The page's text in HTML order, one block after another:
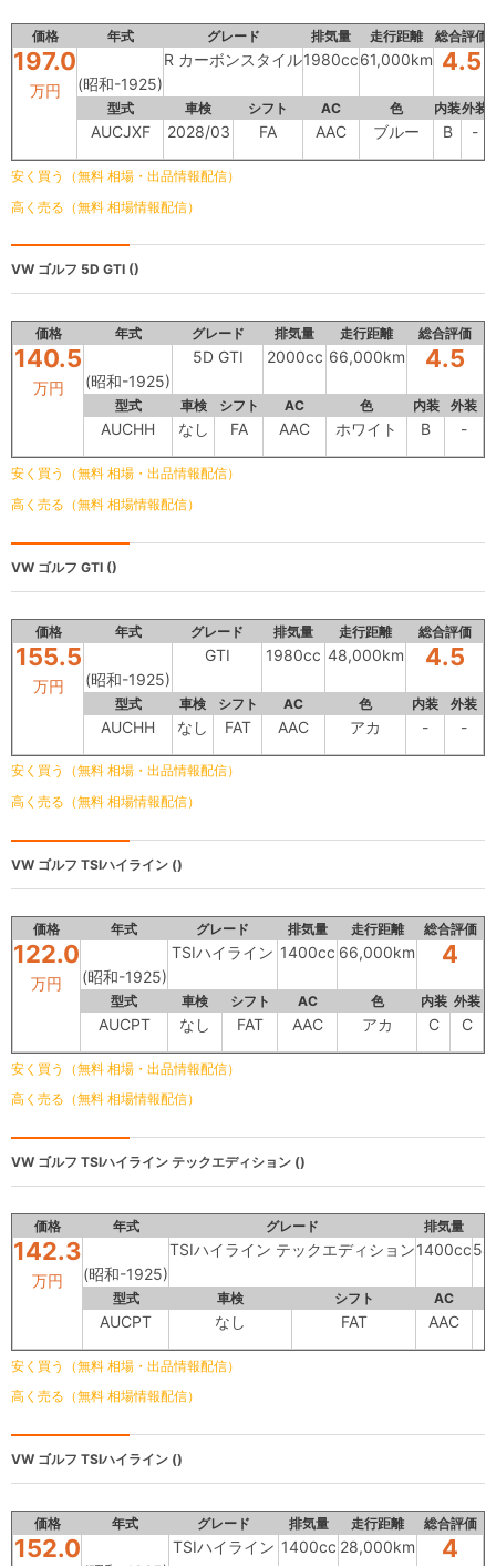
価格 年式 グレード 排気量 走行距離 総合評価
197.0
万円 (昭和-1925)
R カーボンスタイル1980cc61,000km 4.5
型式 車検 シフト AC 色 内装外装
AUCJXF 2028/03 FA AAC ブルー B -
安く買う（無料 相場・出品情報配信）
高く売る（無料 相場情報配信）
VW ゴルフ 5D GTI ()
価格 年式 グレード 排気量 走行距離 総合評価
140.5
万円 (昭和-1925)
5D GTI 2000cc 66,000km 4.5
型式 車検 シフト AC 色 内装 外装
AUCHH なし FA AAC ホワイト B -
安く買う（無料 相場・出品情報配信）
高く売る（無料 相場情報配信）
VW ゴルフ GTI ()
価格 年式 グレード 排気量 走行距離 総合評価
155.5
万円 (昭和-1925)
GTI 1980cc 48,000km 4.5
型式 車検 シフト AC 色 内装 外装
AUCHH なし FAT AAC アカ - -
安く買う（無料 相場・出品情報配信）
高く売る（無料 相場情報配信）
VW ゴルフ TSIハイライン ()
価格 年式 グレード 排気量 走行距離 総合評価
122.0
万円 (昭和-1925)
TSIハイライン 1400cc 66,000km 4
型式 車検 シフト AC 色 内装 外装
AUCPT なし FAT AAC アカ C C
安く買う（無料 相場・出品情報配信）
高く売る（無料 相場情報配信）
VW ゴルフ TSIハイライン テックエディション ()
価格 年式 グレード 排気量
142.3
万円 (昭和-1925)
TSIハイライン テックエディション1400cc
型式 車検 シフト AC
AUCPT なし FAT AAC
安く買う（無料 相場・出品情報配信）
高く売る（無料 相場情報配信）
VW ゴルフ TSIハイライン ()
価格 年式 グレード 排気量 走行距離 総合評価
152.0 TSIハイライン 1400cc 28,000km 4